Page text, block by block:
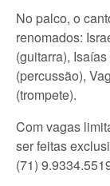
No palco, o
renomados:
(guitarra),
(percussão),
(trompete).
Com vagas
ser feitas
(71)